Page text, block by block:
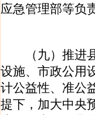
应急管理部等负
（九）推进县
设施、市政公用
计公益性、准公
提下，加大中央